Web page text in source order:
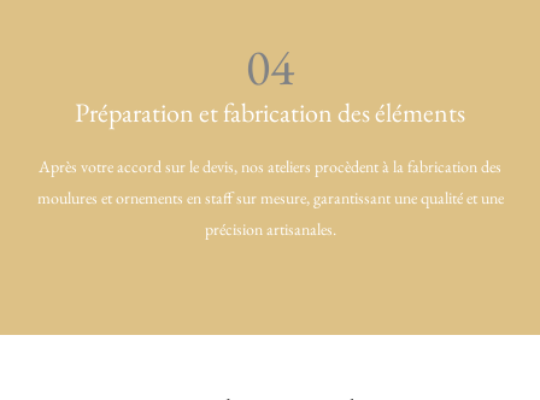
04
Préparation et fabrication des éléments
Après votre accord sur le devis, nos ateliers procèdent à la fabrication des
moulures et ornements en staff sur mesure, garantissant une qualité et une
précision artisanales.